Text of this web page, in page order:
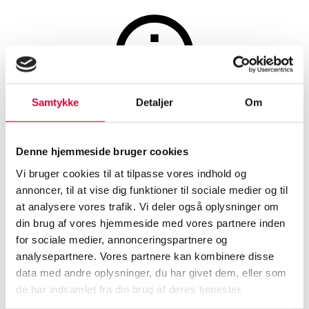
Samtykke Detaljer Om
Denne hjemmeside bruger cookies
Vi bruger cookies til at tilpasse vores indhold og
annoncer, til at vise dig funktioner til sociale medier og til
at analysere vores trafik. Vi deler også oplysninger om
din brug af vores hjemmeside med vores partnere inden
for sociale medier, annonceringspartnere og
analysepartnere. Vores partnere kan kombinere disse
data med andre oplysninger, du har givet dem, eller som
de har indsamlet fra din brug af deres tjenester.
Øvrige glas, porcelæn og keramik
Auktionen er afsluttet
Nils thorsson for Aluminia:
Lågkrukke med Buddha
SHOWROOM
Hørsholm 1.300
VARENUMMER
6580971
Beskrivelse